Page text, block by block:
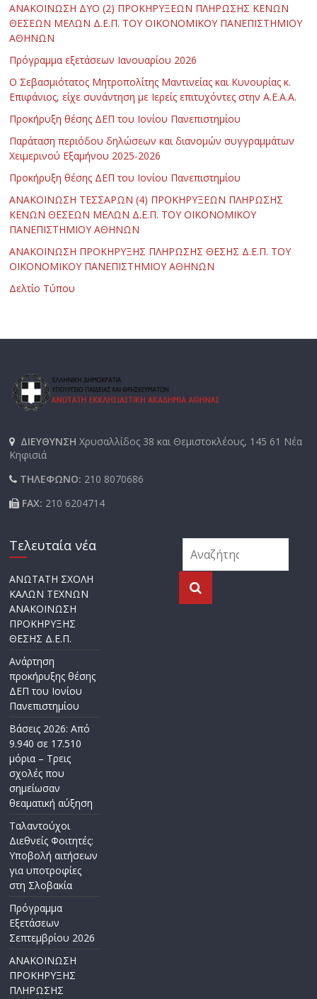
ΑΝΑΚΟΙΝΩΣΗ ΔΥΟ (2) ΠΡΟΚΗΡΥΞΕΩΝ ΠΛΗΡΩΣΗΣ ΚΕΝΩΝ
ΘΕΣΕΩΝ ΜΕΛΩΝ Δ.Ε.Π. ΤΟΥ ΟΙΚΟΝΟΜΙΚΟΥ ΠΑΝΕΠΙΣΤΗΜΙΟΥ
ΑΘΗΝΩΝ
Πρόγραμμα εξετάσεων Ιανουαρίου 2026
Ο Σεβασμιότατος Μητροπολίτης Μαντινείας και Κυνουρίας κ.
Επιφάνιος, είχε συνάντηση με Ιερείς επιτυχόντες στην Α.Ε.Α.Α.
Προκήρυξη θέσης ΔΕΠ του Ιονίου Πανεπιστημίου
Παράταση περιόδου δηλώσεων και διανομών συγγραμμάτων
Χειμερινού Εξαμήνου 2025-2026
Προκήρυξη θέσης ΔΕΠ του Ιονίου Πανεπιστημίου
ΑΝΑΚΟΙΝΩΣΗ ΤΕΣΣΑΡΩΝ (4) ΠΡΟΚΗΡΥΞΕΩΝ ΠΛΗΡΩΣΗΣ
ΚΕΝΩΝ ΘΕΣΕΩΝ ΜΕΛΩΝ Δ.Ε.Π. ΤΟΥ ΟΙΚΟΝΟΜΙΚΟΥ
ΠΑΝΕΠΙΣΤΗΜΙΟΥ ΑΘΗΝΩΝ
ΑΝΑΚΟΙΝΩΣΗ ΠΡΟΚΗΡΥΞΗΣ ΠΛΗΡΩΣΗΣ ΘΕΣΗΣ Δ.Ε.Π. ΤΟΥ
ΟΙΚΟΝΟΜΙΚΟΥ ΠΑΝΕΠΙΣΤΗΜΙΟΥ ΑΘΗΝΩΝ
Δελτίο Τύπου
ΔΙΕΥΘΥΝΣΗΧρυσαλλίδος 38 και Θεμιστοκλέους, 145 61 Νέα
Κηφισιά
ΤΗΛΕΦΩΝΟ: 210 8070686
FAX: 210 6204714
Τελευταία νέα
ΑΝΩΤΑΤΗ ΣΧΟΛΗ
ΚΑΛΩΝ ΤΕΧΝΩΝ
ΑΝΑΚΟΙΝΩΣΗ
ΠΡΟΚΗΡΥΞΗΣ
ΘΕΣΗΣ Δ.Ε.Π.
Ανάρτηση
προκήρυξης θέσης
ΔΕΠ του Ιονίου
Πανεπιστημίου
Βάσεις 2026: Από
9.940 σε 17.510
μόρια – Τρεις
σχολές που
σημείωσαν
θεαματική αύξηση
Ταλαντούχοι
Διεθνείς Φοιτητές:
Υποβολή αιτήσεων
για υποτροφίες
στη Σλοβακία
Πρόγραμμα
Εξετάσεων
Σεπτεμβρίου 2026
ΑΝΑΚΟΙΝΩΣΗ
ΠΡΟΚΗΡΥΞΗΣ
ΠΛΗΡΩΣΗΣ